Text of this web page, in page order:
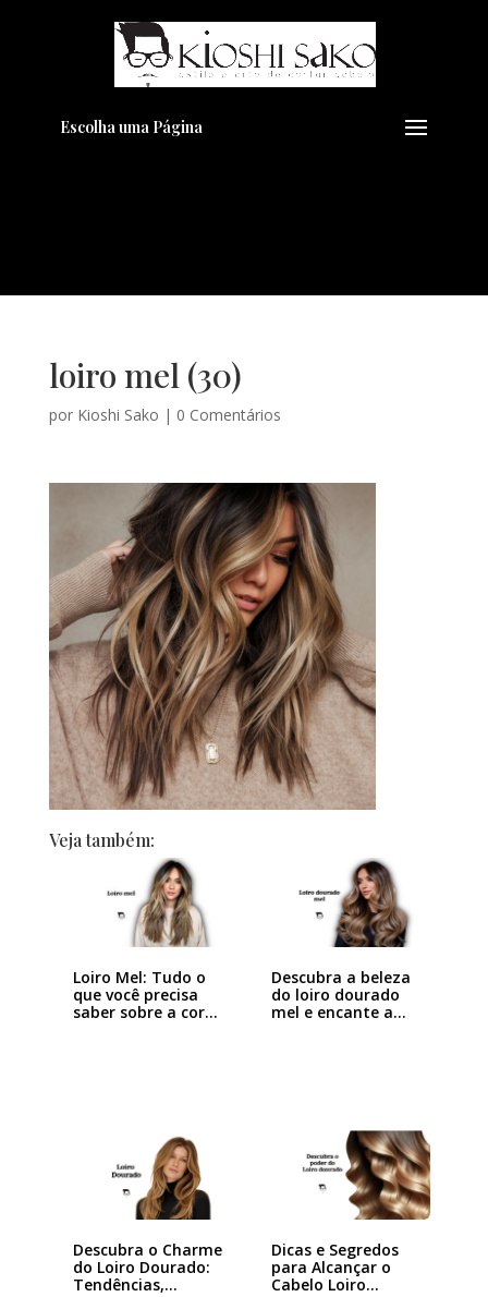
Escolha uma Página
loiro mel (30)
por Kioshi Sako | 0 Comentários
Veja também:
Loiro Mel: Tudo o
que você precisa
saber sobre a cor…
Descubra a beleza
do loiro dourado
mel e encante a…
Descubra o Charme
do Loiro Dourado:
Tendências,…
Dicas e Segredos
para Alcançar o
Cabelo Loiro…
Pensando em transformar seu
Visual??